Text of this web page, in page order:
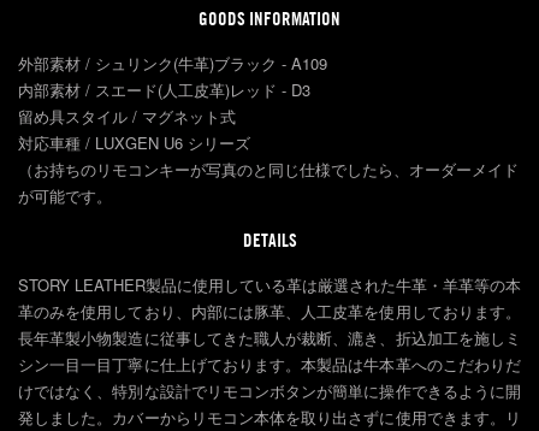
GOODS INFORMATION
外部素材 / シュリンク(牛革)ブラック - A109
内部素材 / スエード(人工皮革)レッド - D3
留め具スタイル / マグネット式
対応車種 / LUXGEN U6 シリーズ
（お持ちのリモコンキーが写真のと同じ仕様でしたら、オーダーメイド
が可能です。
DETAILS
STORY LEATHER製品に使用している革は厳選された牛革・羊革等の本
革のみを使用しており、内部には豚革、人工皮革を使用しております。
長年革製小物製造に従事してきた職人が裁断、漉き、折込加工を施しミ
シン一目一目丁寧に仕上げております。本製品は牛本革へのこだわりだ
けではなく、特別な設計でリモコンボタンが簡単に操作できるように開
発しました。カバーからリモコン本体を取り出さずに使用できます。リ